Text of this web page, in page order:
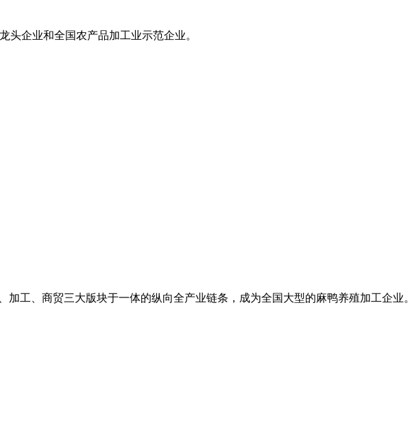
头企业和全国农产品加工业示范企业。
工、商贸三大版块于一体的纵向全产业链条，成为全国大型的麻鸭养殖加工企业。